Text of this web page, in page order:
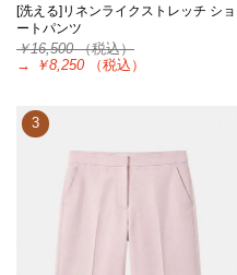
[洗える]リネンライクストレッチ ショ
ートパンツ
￥16,500（税込）
→
￥8,250 （税込）
3